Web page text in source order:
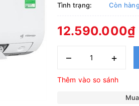
Tình trạng:
Còn hàng
12.590.000₫
– +
Thêm vào so sánh